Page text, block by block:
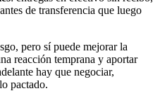
de transferencia que luego
pero sí puede mejorar la
reacción temprana y aportar
hay que negociar,
pactado.